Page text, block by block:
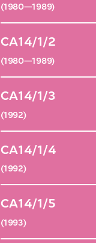
(1980—1989)
CA14/1/2
(1980—1989)
CA14/1/3
(1992)
CA14/1/4
(1992)
CA14/1/5
(1993)